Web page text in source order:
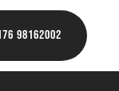
98162002